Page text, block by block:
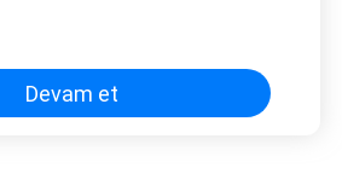
Devam et